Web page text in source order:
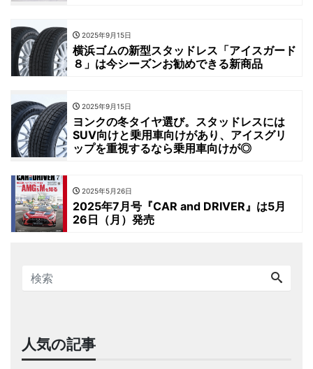
2025年9月15日
横浜ゴムの新型スタッドレス「アイスガード
８」は今シーズンお勧めできる新商品
2025年9月15日
ヨンクの冬タイヤ選び。スタッドレスには
SUV向けと乗用車向けがあり、アイスグリ
ップを重視するなら乗用車向けが◎
2025年5月26日
2025年7月号『CAR and DRIVER』は5月
26日（月）発売
人気の記事